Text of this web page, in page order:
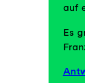
auf
Es